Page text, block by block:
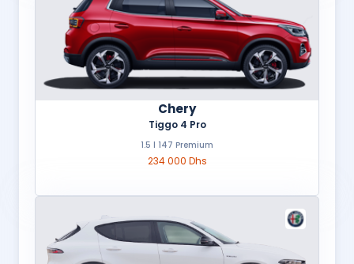
Chery
Tiggo 4 Pro
1.5 l 147 Premium
234 000 Dhs